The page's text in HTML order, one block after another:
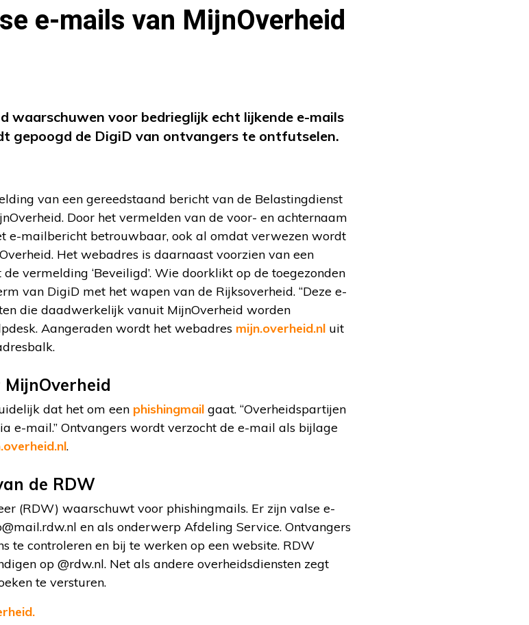
e-mails van MijnOverheid
waarschuwen voor bedrieglijk echt lijkende e-mails
gepoogd de DigiD van ontvangers te ontfutselen.
van een gereedstaand bericht van de Belastingdienst
Door het vermelden van de voor- en achternaam
e-mailbericht betrouwbaar, ook al omdat verwezen wordt
Het webadres is daarnaast voorzien van een
vermelding ‘Beveiligd’. Wie doorklikt op de toegezonden
van DigiD met het wapen van de Rijksoverheid. “Deze e-
die daadwerkelijk vanuit MijnOverheid worden
Aangeraden wordt het webadres mijn.overheid.nl uit
dat het om een phishingmail gaat. “Overheidspartijen
e-mail.” Ontvangers wordt verzocht de e-mail als bijlage
.
de RDW
(RDW) waarschuwt voor phishingmails. Er zijn valse e-
en als onderwerp Afdeling Service. Ontvangers
te controleren en bij te werken op een website. RDW
op @rdw.nl. Net als andere overheidsdiensten zegt
te versturen.